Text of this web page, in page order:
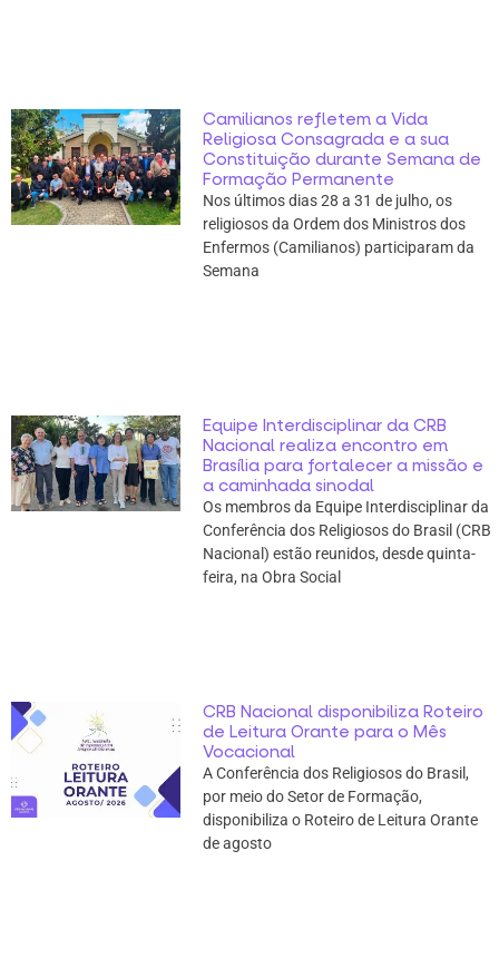
Camilianos refletem a Vida
Religiosa Consagrada e a sua
Constituição durante Semana de
Formação Permanente
Nos últimos dias 28 a 31 de julho, os
religiosos da Ordem dos Ministros dos
Enfermos (Camilianos) participaram da
Semana
Equipe Interdisciplinar da CRB
Nacional realiza encontro em
Brasília para fortalecer a missão e
a caminhada sinodal
Os membros da Equipe Interdisciplinar da
Conferência dos Religiosos do Brasil (CRB
Nacional) estão reunidos, desde quinta-
feira, na Obra Social
CRB Nacional disponibiliza Roteiro
de Leitura Orante para o Mês
Vocacional
A Conferência dos Religiosos do Brasil,
por meio do Setor de Formação,
disponibiliza o Roteiro de Leitura Orante
de agosto